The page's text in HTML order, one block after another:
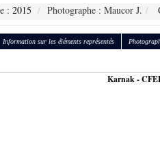
: 2015 Photographe : Maucor J.
Information sur les éléments représentés